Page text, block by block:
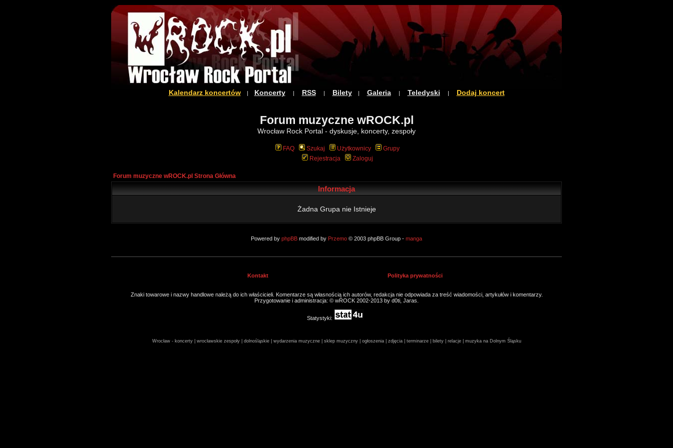
Kalendarz koncertów| Koncerty| RSS| Bilety| Galeria| Teledyski | Dodaj koncert
Forum muzyczne wROCK.pl
Wrocław Rock Portal - dyskusje, koncerty, zespoły
FAQ Szukaj Użytkownicy
Grupy
Rejestracja
Zaloguj
Forum muzyczne wROCK.pl Strona Główna
Informacja
Żadna Grupa nie Istnieje
Powered by phpBB modified by Przemo © 2003 phpBB Group - manga
Kontakt Polityka prywatności
Znaki towarowe i nazwy handlowe należą do ich właścicieli. Komentarze są własnością ich autorów, redakcja nie odpowiada za treść wiadomości, artykułów i komentarzy.
Przygotowanie i administracja: © wROCK 2002-2013 by d0ti, Jaras.
Statystyki:
Wrocław - koncerty | wrocławskie zespoły | dolnośląskie | wydarzenia muzyczne | sklep muzyczny | ogłoszenia | zdjęcia | terminarze | bilety | relacje | muzyka na Dolnym Śląsku